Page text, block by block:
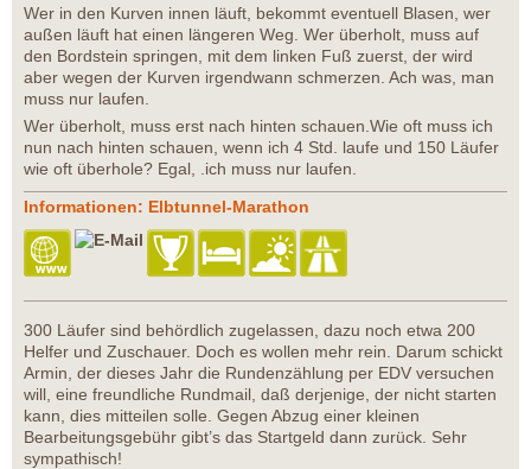
Wer in den Kurven innen läuft, bekommt eventuell Blasen, wer
außen läuft hat einen längeren Weg. Wer überholt, muss auf
den Bordstein springen, mit dem linken Fuß zuerst, der wird
aber wegen der Kurven irgendwann schmerzen. Ach was, man
muss nur laufen.
Wer überholt, muss erst nach hinten schauen.Wie oft muss ich
nun nach hinten schauen, wenn ich 4 Std. laufe und 150 Läufer
wie oft überhole? Egal, .ich muss nur laufen.
Informationen: Elbtunnel-Marathon
300 Läufer sind behördlich zugelassen, dazu noch etwa 200
Helfer und Zuschauer. Doch es wollen mehr rein. Darum schickt
Armin, der dieses Jahr die Rundenzählung per EDV versuchen
will, eine freundliche Rundmail, daß derjenige, der nicht starten
kann, dies mitteilen solle. Gegen Abzug einer kleinen
Bearbeitungsgebühr gibt’s das Startgeld dann zurück. Sehr
sympathisch!